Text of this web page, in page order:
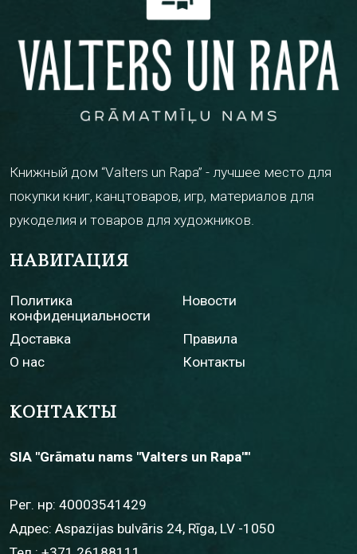
Книжный дом “Valters un Rapa” - лучшее место для
покупки книг, канцтоваров, игр, материалов для
рукоделия и товаров для художников.
НАВИГАЦИЯ
Политика
конфиденциальности
Новости
Доставка
Правила
О нас
Контакты
КОНТАКТЫ
SIA "Grāmatu nams "Valters un Rapa""
Рег. нр: 40003541429
Адрес: Aspazijas bulvāris 24, Rīga, LV -1050